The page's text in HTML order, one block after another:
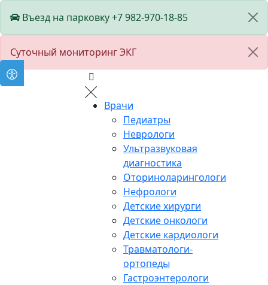
Въезд на парковку +7 982-970-18-85
Суточный мониторинг ЭКГ
Врачи
Педиатры
Неврологи
Ультразвуковая
диагностика
Оториноларингологи
Нефрологи
Детские хирурги
Детские онкологи
Детские кардиологи
Травматологи-
ортопеды
Гастроэнтерологи